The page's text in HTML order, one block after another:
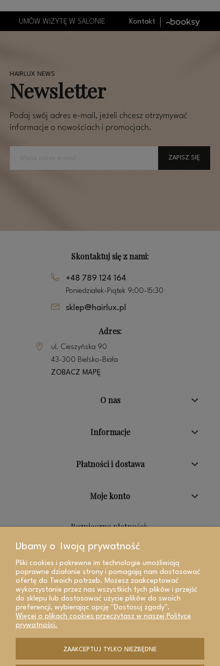
UMÓW WIZYTĘ W SALONIE Kontakt
Newsletter
Podaj swój adres e-mail, jeżeli chcesz otrzymywać
informacje o nowościach i promocjach.
ZAPISZ SIĘ
Skontaktuj się z nami:
+48 789 124 164
Poniedziałek-Piątek 9:00-15:30
sklep@hairlux.pl
Adres:
ul. Cieszyńska 90
43-300 Bielsko-Biała
ZOBACZ MAPĘ
O nas
Informacje
Płatności i dostawa
Moje konto
Bezpieczne płatności:
Dbamy o Twoją prywatność
Pliki cookies i pokrewne im technologie umożliwiają
poprawne działanie strony i pomagają nam dostosować
ofertę do Twoich potrzeb. Możesz zaakceptować
wykorzystanie przez nas wszystkich tych plików i przejść
do sklepu lub dostosować użycie plików do swoich
preferencji, wybierając opcję "Dostosuj zgody".
Więcej o plikach cookies przeczytasz w naszej Polityce
prywatności.
ZAAKCEPTUJ TYLKO NIEZBĘDNE